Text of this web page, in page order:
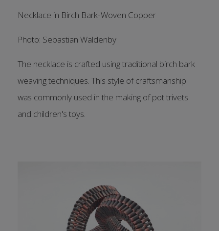
Necklace in Birch Bark-Woven Copper
Photo: Sebastian Waldenby
The necklace is crafted using traditional birch bark
weaving techniques. This style of craftsmanship
was commonly used in the making of pot trivets
and children's toys.